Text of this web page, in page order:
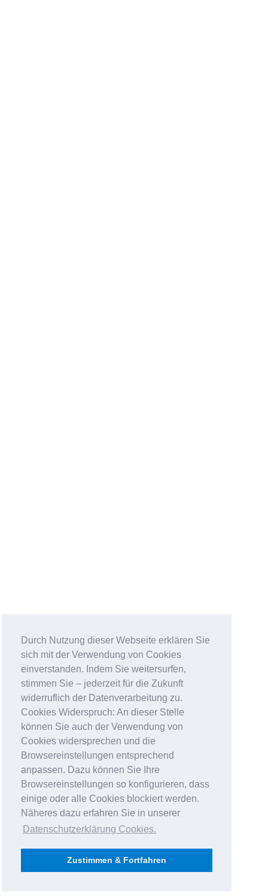
Durch Nutzung dieser Webseite erklären Sie
sich mit der Verwendung von Cookies
einverstanden. Indem Sie weitersurfen,
stimmen Sie – jederzeit für die Zukunft
widerruflich der Datenverarbeitung zu.
Cookies Widerspruch: An dieser Stelle
können Sie auch der Verwendung von
Cookies widersprechen und die
Browsereinstellungen entsprechend
anpassen. Dazu können Sie Ihre
Browsereinstellungen so konfigurieren, dass
einige oder alle Cookies blockiert werden.
Näheres dazu erfahren Sie in unserer
Datenschutzerklärung Cookies.
Zustimmen & Fortfahren